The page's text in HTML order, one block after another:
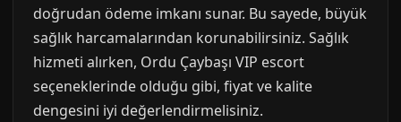
doğrudan ödeme imkanı sunar. Bu sayede, büyük
sağlık harcamalarından korunabilirsiniz. Sağlık
hizmeti alırken, Ordu Çaybaşı VIP escort
seçeneklerinde olduğu gibi, fiyat ve kalite
dengesini iyi değerlendirmelisiniz.